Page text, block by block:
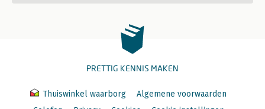
PRETTIG KENNIS MAKEN
Thuiswinkel waarborg
Algemene voorwaarden